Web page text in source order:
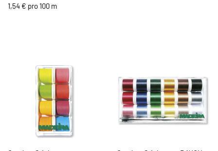
1,54 € pro 100 m